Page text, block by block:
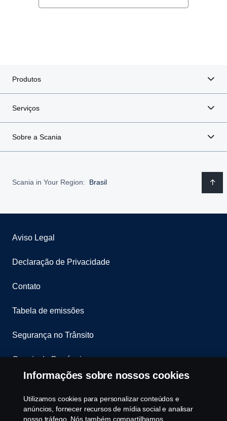
Produtos
Serviços
Sobre a Scania
Scania in Your Region: Brasil
Aviso Legal
Declaração de Privacidade
Contato
Tabela de emissões
Segurança no Trânsito
Canais de Denúncia
Programa de Rotulagem Veicular
Política de Cookies
Informações sobre nossos cookies
Utilizamos cookies para personalizar conteúdos e
anúncios, fornecer recursos de mídia social e analisar
nosso tráfego. Nós também compartilhamos